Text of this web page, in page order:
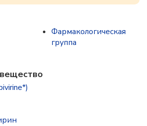
Фармакологическая
группа